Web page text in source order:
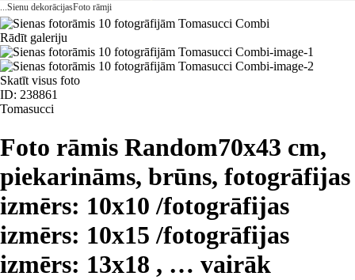
...Sienu dekorācijasFoto rāmji
Rādīt galeriju
Skatīt visus foto
ID: 238861
Tomasucci
Foto rāmis Random70x43 cm,
piekarināms, brūns, fotogrāfijas
izmērs: 10x10 /fotogrāfijas
izmērs: 10x15 /fotogrāfijas
izmērs: 13x18 , … vairāk